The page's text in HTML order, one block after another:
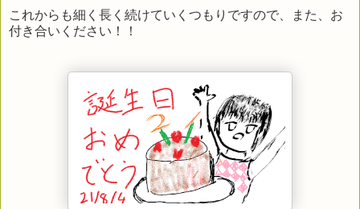
これからも細く長く続けていくつもりですので、また、お
付き合いください！！